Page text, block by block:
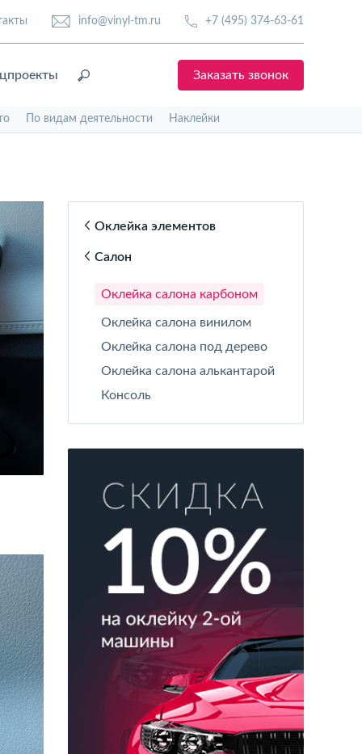
info@vinyl-tm.ru +7 (495) 374-63-61
Заказать звонок
По видам деятельности Наклейки
Оклейка элементов
Салон
Оклейка салона карбоном
Оклейка салона винилом
Оклейка салона под дерево
Оклейка салона алькантарой
Консоль